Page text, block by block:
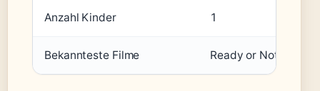
Anzahl Kinder 1
Bekannteste Filme Ready or Not, The